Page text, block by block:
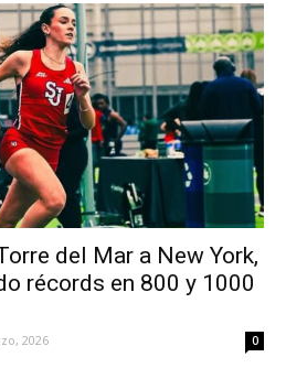
del Mar a New York,
récords en 800 y 1000
2026 0